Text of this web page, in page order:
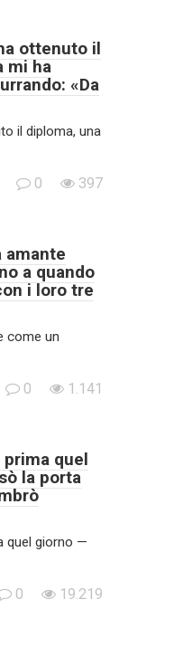
ottenuto il
mi ha
«Da
il diploma, una
0 397
amante
a quando
i loro tre
come un
0 1.141
quel
la porta
quel giorno —
0 19.219